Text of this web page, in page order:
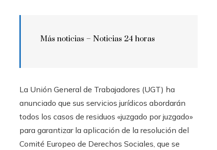
Más noticias – Noticias 24 horas
La Unión General de Trabajadores (UGT) ha
anunciado que sus servicios jurídicos abordarán
todos los casos de residuos «juzgado por juzgado»
para garantizar la aplicación de la resolución del
Comité Europeo de Derechos Sociales, que se